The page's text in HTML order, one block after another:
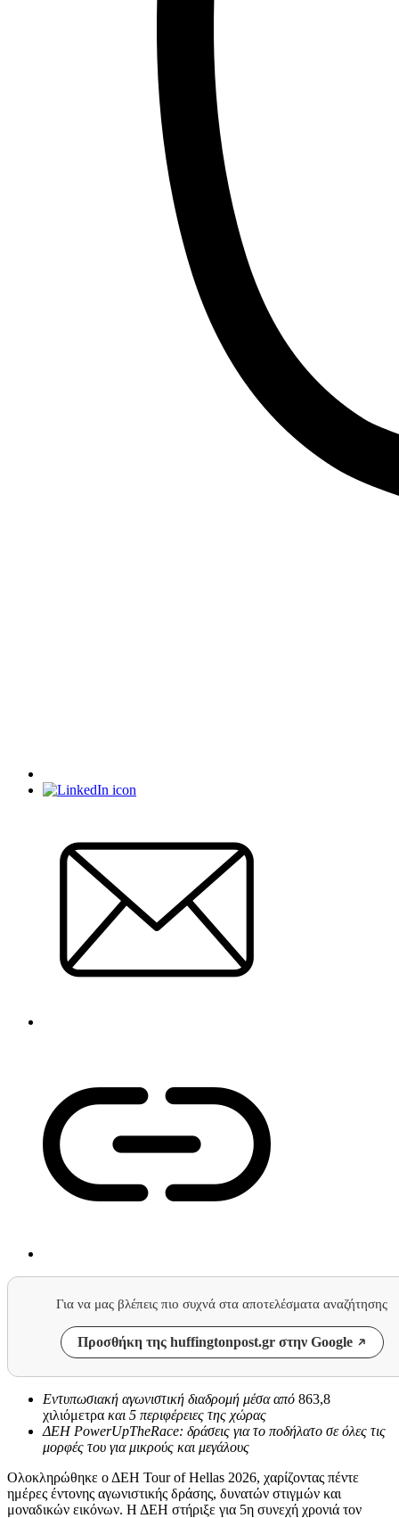
Για να μας βλέπεις πιο συχνά στα αποτελέσματα αναζήτησης
Προσθήκη της huffingtonpost.gr στην Google
Εντυπωσιακή αγωνιστική διαδρομή μέσα από 863,8
χιλιόμετρα και 5 περιφέρειες της χώρας
ΔΕΗ PowerUpTheRace: δράσεις για το ποδήλατο σε όλες τις
μορφές του για μικρούς και μεγάλους
Ολοκληρώθηκε ο ΔΕΗ Tour of Hellas 2026, χαρίζοντας πέντε
ημέρες έντονης αγωνιστικής δράσης, δυνατών στιγμών και
μοναδικών εικόνων. Η ΔΕΗ στήριξε για 5η συνεχή χρονιά τον